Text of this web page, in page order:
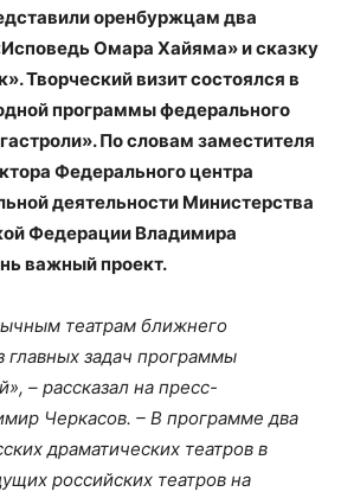
оренбуржцам два
Омара Хайяма» и сказку
Творческий визит состоялся в
программы федерального
По словам заместителя
Федерального центра
деятельности Министерства
Федерации Владимира
важный проект.
театрам ближнего
главных задач программы
– рассказал на пресс-
Черкасов. – В программе два
драматических театров в
российских театров на